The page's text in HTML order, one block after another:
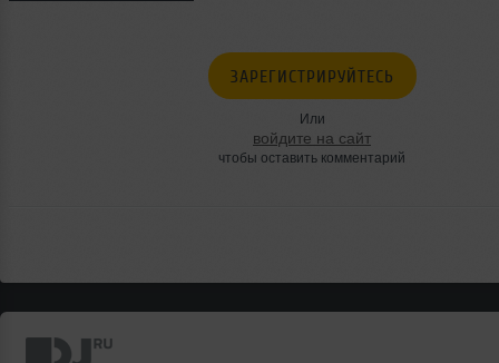
ЗАРЕГИСТРИРУЙТЕСЬ
Или
войдите на сайт
чтобы оставить комментарий